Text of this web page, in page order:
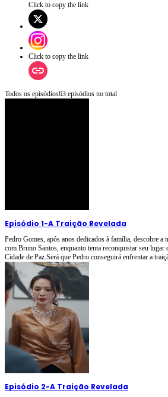
Click to copy the link
Click to copy the link
Todos os episódios63 episódios no total
Episódio 1-A Traição Revelada
Pedro Gomes, após anos dedicados à família, descobre a
com Bruno Santos, enquanto tenta reconquistar seu
Cidade de Paz.Será que Pedro conseguirá enfrentar a
Episódio 2-A Traição Revelada